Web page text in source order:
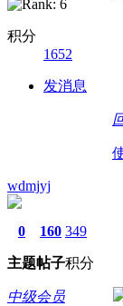
积分
1652
发消息
wdmjyj
0
主题
160
帖子
349
积分
中级会员